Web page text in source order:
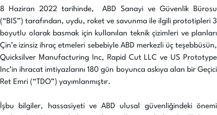
8 Haziran 2022 tarihinde, ABD Sanayi ve Güvenlik Bürosu
(“BIS”) tarafından, uydu, roket ve savunma ile ilgili prototipleri 3
boyutlu olarak basmak için kullanılan teknik çizimleri ve planları
Çin’e izinsiz ihraç etmeleri sebebiyle ABD merkezli üç teşebbüsün,
Quicksilver Manufacturing Inc, Rapid Cut LLC ve US Prototype
Inc’in ihracat imtiyazlarını 180 gün boyunca askıya alan bir Geçici
Ret Emri (“TDO”) yayımlanmıştır.
İşbu bilgiler, hassasiyeti ve ABD ulusal güvenliğindeki önemi